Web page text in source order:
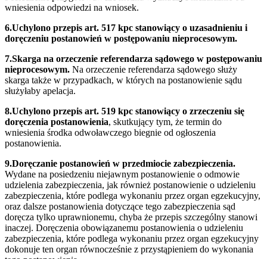
wniesienia odpowiedzi na wniosek.
6.Uchylono przepis art. 517 kpc stanowiący o uzasadnieniu i
doręczeniu postanowień w postępowaniu nieprocesowym.
7.Skarga na orzeczenie referendarza sądowego w postępowaniu
nieprocesowym. Na orzeczenie referendarza sądowego służy
skarga także w przypadkach, w których na postanowienie sądu
służyłaby apelacja.
8.Uchylono przepis art. 519 kpc stanowiący o zrzeczeniu się
doręczenia postanowienia, skutkujący tym, że termin do
wniesienia środka odwoławczego biegnie od ogłoszenia
postanowienia.
9.Doręczanie postanowień w przedmiocie zabezpieczenia.
Wydane na posiedzeniu niejawnym postanowienie o odmowie
udzielenia zabezpieczenia, jak również postanowienie o udzieleniu
zabezpieczenia, które podlega wykonaniu przez organ egzekucyjny,
oraz dalsze postanowienia dotyczące tego zabezpieczenia sąd
doręcza tylko uprawnionemu, chyba że przepis szczególny stanowi
inaczej. Doręczenia obowiązanemu postanowienia o udzieleniu
zabezpieczenia, które podlega wykonaniu przez organ egzekucyjny
dokonuje ten organ równocześnie z przystąpieniem do wykonania